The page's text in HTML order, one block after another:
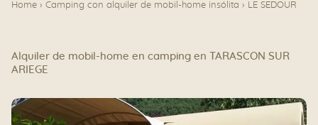
Home › Camping con alquiler de mobil-home insólita › LE SEDOUR
Alquiler de mobil-home en camping en TARASCON SUR
ARIEGE